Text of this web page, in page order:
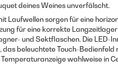
deines Weines unverfälscht.
Laufwellen sorgen für eine
für eine korrekte
und Sektflaschen. Die LED-
das beleuchtete Touch-
wahlweise in